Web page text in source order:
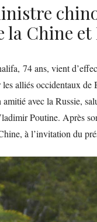
la Chine
74 ans, vient
alliés occidentaux
avec la Russie,
Poutine. Après
à l’invitation du